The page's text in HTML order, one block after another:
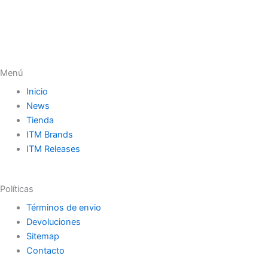
Menú
Inicio
News
Tienda
ITM Brands
ITM Releases
Políticas
Términos de envio
Devoluciones
Sitemap
Contacto